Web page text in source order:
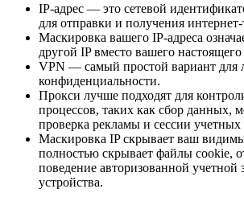
IP-адрес — это сетевой
для отправки и получения
Маскировка вашего IP-адреса
другой IP вместо вашего
VPN — самый простой вариант для
конфиденциальности.
Прокси лучше подходят для
процессов, таких как сбор данных,
проверка рекламы и сессии учетных
Маскировка IP скрывает ваш
полностью скрывает файлы cookie,
поведение авторизованной
устройства.